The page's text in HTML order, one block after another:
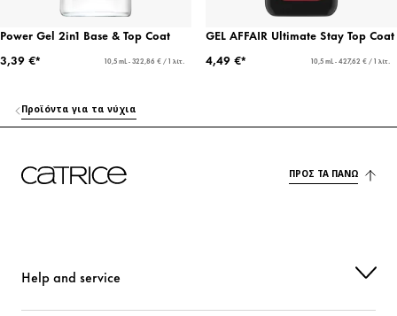
Power Gel 2in1 Base & Top Coat
3,39 €*
10,5 mL - 322,86 € / 1 λίτ.
GEL AFFAIR Ultimate Stay Top Coat
4,49 €*
10,5 mL - 427,62 € / 1 λίτ.
Προϊόντα για τα νύχια
ΠΡΟΣ ΤΑ ΠΆΝΩ
Help and service